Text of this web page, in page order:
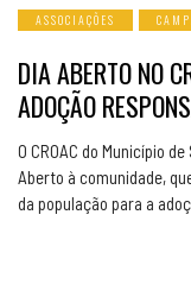
ASSOCIAÇÕES
DIA ABERTO NO
ADOÇÃO
O CROAC do Município
Aberto à comunidade,
da população para a